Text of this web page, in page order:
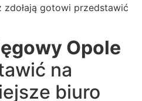
zdołają gotowi przedstawić
Opole
na
biuro